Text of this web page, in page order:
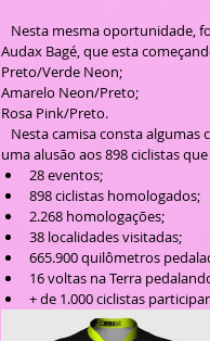
Audax Bagé, que esta
Preto/Verde Neon;
Amarelo Neon/Preto;
Rosa Pink/Preto.
uma alusão aos 898 ciclistas
28 eventos;
898 ciclistas homologados;
2.268 homologações;
38 localidades visitadas;
665.900 quilômetros
16 voltas na Terra
+ de 1.000 ciclistas